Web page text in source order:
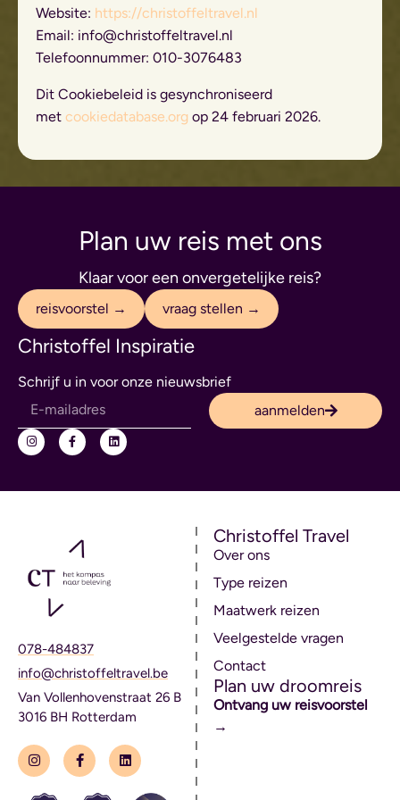
Website: https://christoffeltravel.nl
Email: info@christoffeltravel.nl
Telefoonnummer: 010-3076483
Dit Cookiebeleid is gesynchroniseerd
met cookiedatabase.org op 24 februari 2026.
Plan uw reis met ons
Klaar voor een onvergetelijke reis?
reisvoorstel → vraag stellen →
Christoffel Inspiratie
Schrijf u in voor onze nieuwsbrief
aanmelden
078-484837
info@christoffeltravel.be
Van Vollenhovenstraat 26 B
3016 BH Rotterdam
Christoffel Travel
Over ons
Type reizen
Maatwerk reizen
Veelgestelde vragen
Contact
Plan uw droomreis
Ontvang uw reisvoorstel
→